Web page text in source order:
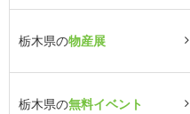
栃木県の物産展
栃木県の無料イベント